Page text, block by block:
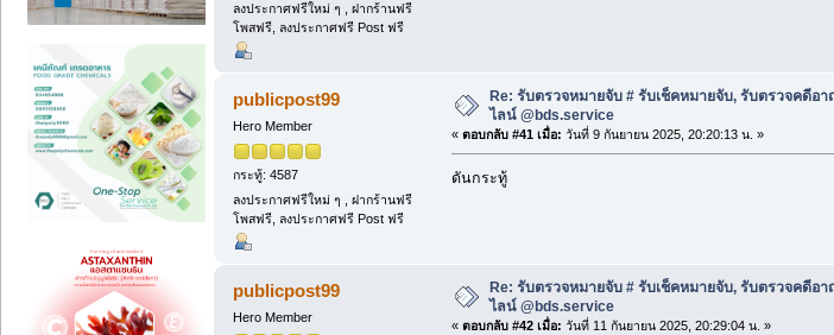
ลงประกาศฟรีใหม่ ๆ , ฝากร้านฟรี
โพสฟรี, ลงประกาศฟรี Post ฟรี
publicpost99
Hero Member
กระทู้: 4587
ลงประกาศฟรีใหม่ ๆ , ฝากร้านฟรี
โพสฟรี, ลงประกาศฟรี Post ฟรี
Re: รับตรวจหมายจับ # รับเช็คหมายจับ, รับตรวจคดีอ
ไลน์ @bds.service
« ตอบกลับ #41 เมื่อ: วันที่ 9 กันยายน 2025, 20:20:13 น. »
ดันกระทู้
publicpost99
Hero Member
Re: รับตรวจหมายจับ # รับเช็คหมายจับ, รับตรวจคดีอ
ไลน์ @bds.service
« ตอบกลับ #42 เมื่อ: วันที่ 11 กันยายน 2025, 20:29:04 น. »